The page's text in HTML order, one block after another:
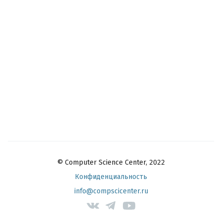
© Computer Science Center, 2022
Конфиденциальность
info@compscicenter.ru